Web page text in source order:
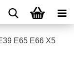
E65 E66 X5